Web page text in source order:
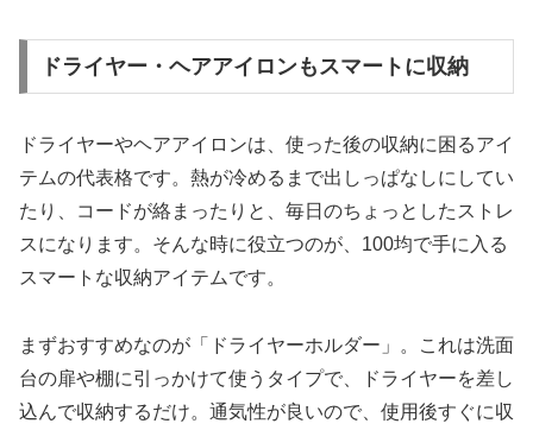
ドライヤー・ヘアアイロンもスマートに収納
ドライヤーやヘアアイロンは、使った後の収納に困るアイ
テムの代表格です。熱が冷めるまで出しっぱなしにしてい
たり、コードが絡まったりと、毎日のちょっとしたストレ
スになります。そんな時に役立つのが、100均で手に入る
スマートな収納アイテムです。
まずおすすめなのが「ドライヤーホルダー」。これは洗面
台の扉や棚に引っかけて使うタイプで、ドライヤーを差し
込んで収納するだけ。通気性が良いので、使用後すぐに収